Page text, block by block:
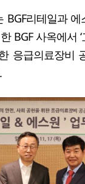
BGF리테일과
BGF 사옥에서
응급의료장비